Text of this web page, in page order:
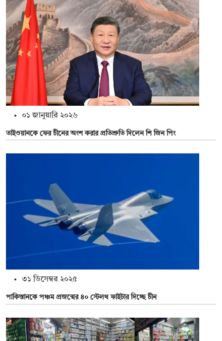
০১ জানুয়ারি ২০২৬
তাইওয়ানকে ফের চীনের অংশ করার প্রতিশ্রুতি দিলেন শি জিন পিং
৩১ ডিসেম্বর ২০২৫
পাকিস্তানকে পঞ্চম প্রজন্মের ৪০ স্টেলথ ফাইটার দিচ্ছে চীন